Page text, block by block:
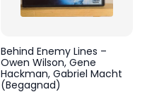
Behind Enemy Lines –
Owen Wilson, Gene
Hackman, Gabriel Macht
(Begagnad)